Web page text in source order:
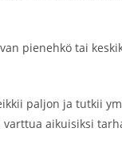
pienehkö tai
paljon ja tutkii
aikuisiksi